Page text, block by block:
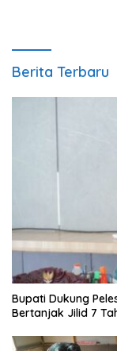
Berita Terbaru
Bupati Dukung
Bertanjak Jilid 7